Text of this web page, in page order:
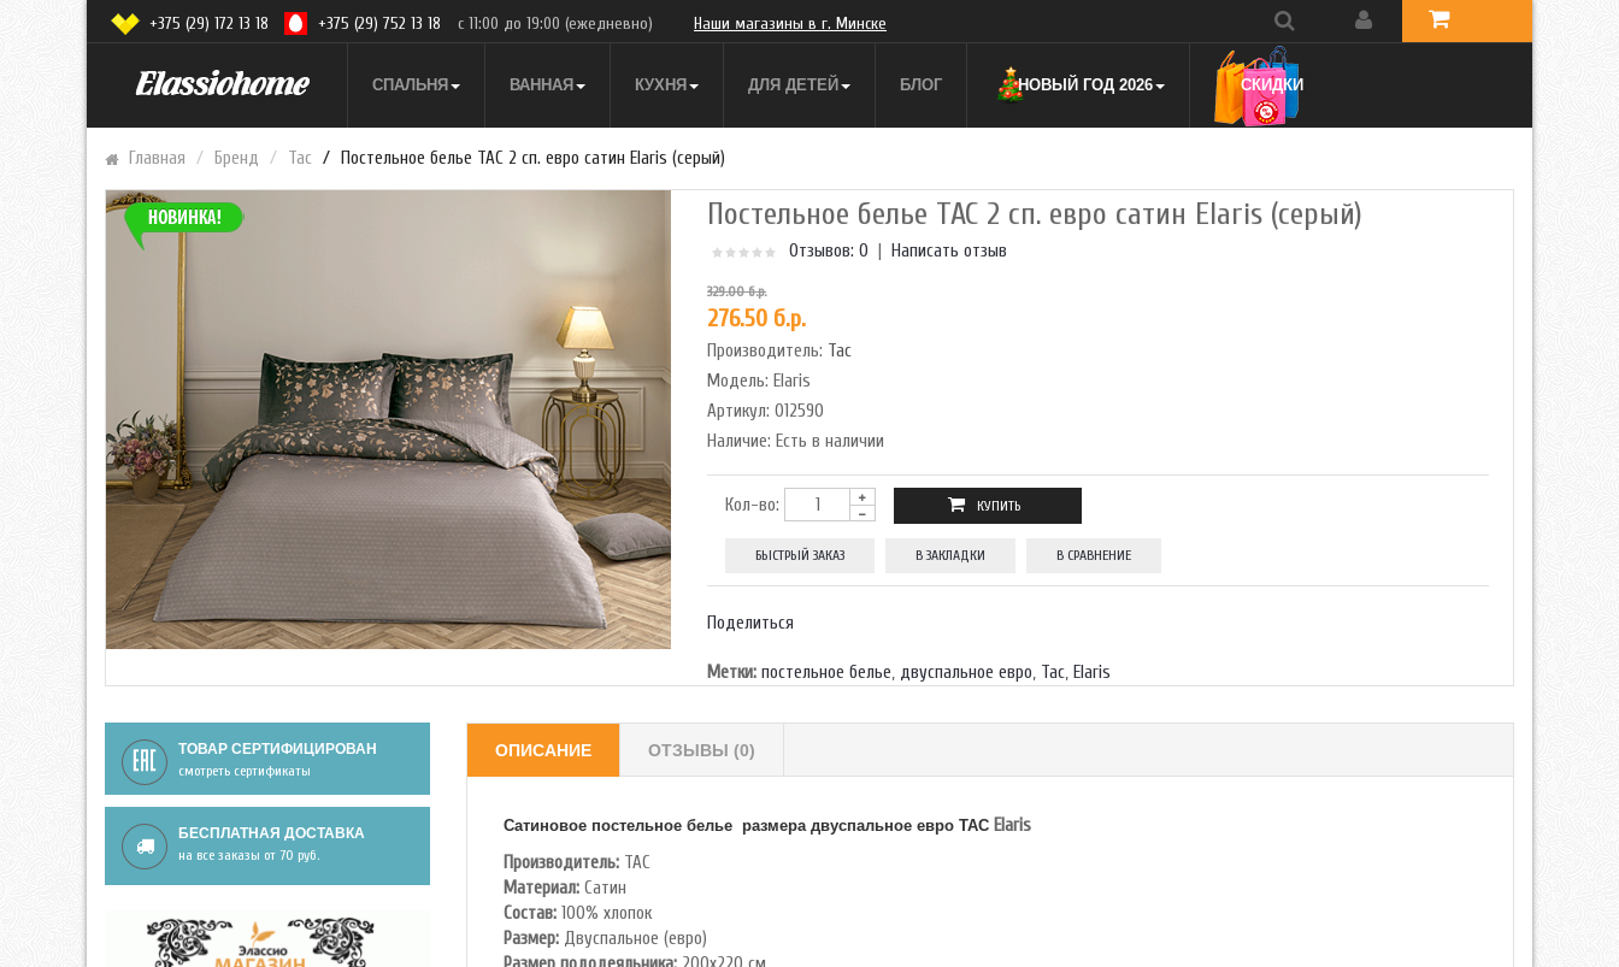
СПАЛЬНЯ ВАННАЯ КУХНЯ ДЛЯ ДЕТЕЙ БЛОГ НОВЫЙ ГОД 2026 СКИДКИ
+375 (29) 172 13 18 +375 (29) 752 13 18 с 11:00 до 19:00 (ежедневно) Наши магазины в г. Минске
Главная Бренд Tac Постельное белье TAC 2 сп. евро сатин Elaris (серый)
Постельное белье TAC 2 сп. евро сатин Elaris (серый)
Отзывов: 0 Написать отзыв
329.00 б.р.
276.50 б.р.
Производитель: Tac
Модель: Elaris
Артикул:012590
Наличие: Есть в наличии
Кол-во:
БЫСТРЫЙ ЗАКАЗ В ЗАКЛАДКИ В СРАВНЕНИЕ
Поделиться
Метки: постельное белье, двуспальное евро, Тас, Elaris
ТОВАР СЕРТИФИЦИРОВАН
смотреть сертификаты
БЕСПЛАТНАЯ ДОСТАВКА
на все заказы от 70 руб.
ОПИСАНИЕ ОТЗЫВЫ (0)
Сатиновое постельное белье размера двуспальное евро TAC Elaris
Производитель: TAC
Материал: Сатин
Состав: 100% хлопок
Размер: Двуспальное (евро)